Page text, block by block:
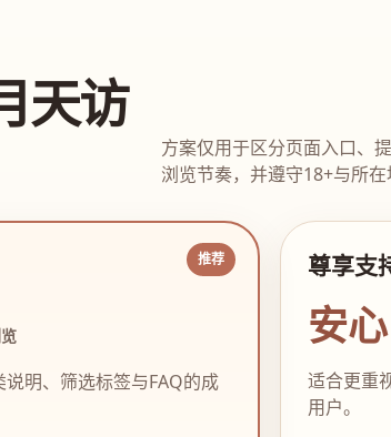
天访
方案仅用于区分页面入口、
浏览节奏，并遵守18+与所在
明、筛选标签与FAQ的成
尊享支
安心
适合更重
用户。